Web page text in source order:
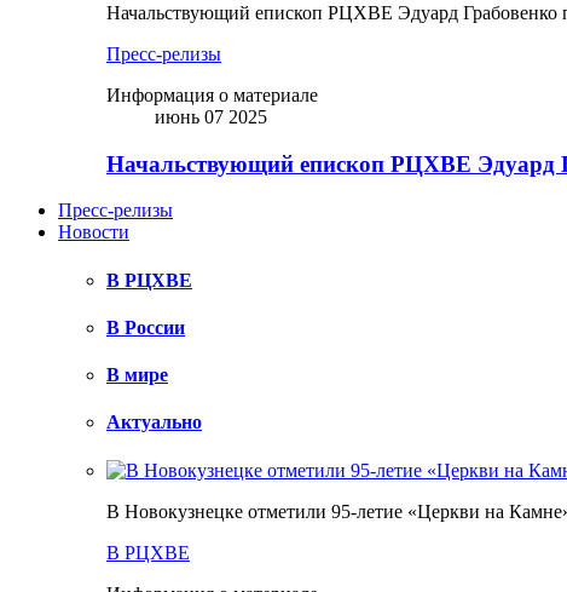
Начальствующий епископ РЦХВЕ Эдуард
Пресс-релизы
Информация о материале
июнь 07 2025
Начальствующий епископ РЦХВЕ Эдуард
Пресс-релизы
Новости
В РЦХВЕ
В России
В мире
Актуально
В Новокузнецке отметили 95-летие «Церкви на
В РЦХВЕ